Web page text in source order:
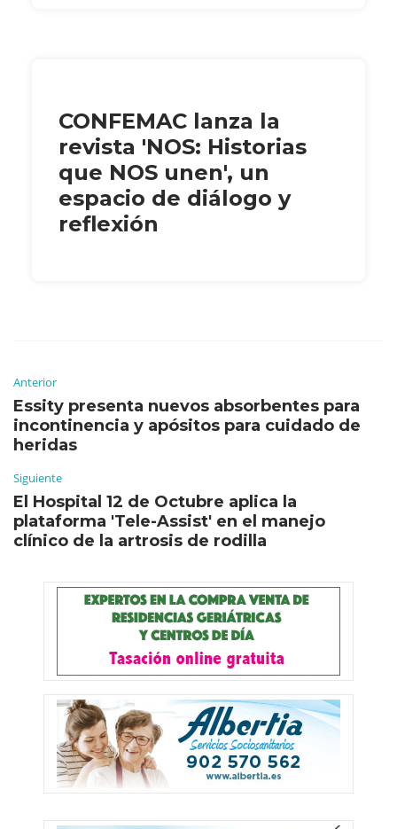
CONFEMAC lanza la
revista 'NOS: Historias
que NOS unen', un
espacio de diálogo y
reflexión
Anterior
Essity presenta nuevos absorbentes para
incontinencia y apósitos para cuidado de
heridas
Siguiente
El Hospital 12 de Octubre aplica la
plataforma 'Tele-Assist' en el manejo
clínico de la artrosis de rodilla